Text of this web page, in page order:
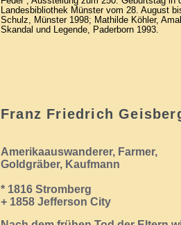
Landesbibliothek Münster vom 28. August
Schulz, Münster 1998; Mathilde Köhler,
Skandal und Legende, Paderborn 1993.
Franz Friedrich
Amerikaauswanderer, Farmer,
Goldgräber, Kaufmann
* 1816 Stromberg
+ 1858 Jefferson City